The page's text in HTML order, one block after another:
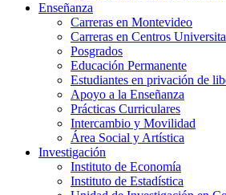
Enseñanza
Carreras en Montevideo
Carreras en Centros
Posgrados
Educación Permanente
Estudiantes en privación de
Apoyo a la Enseñanza
Prácticas Curriculares
Intercambio y Movilidad
Área Social y Artística
Investigación
Instituto de Economía
Instituto de Estadística